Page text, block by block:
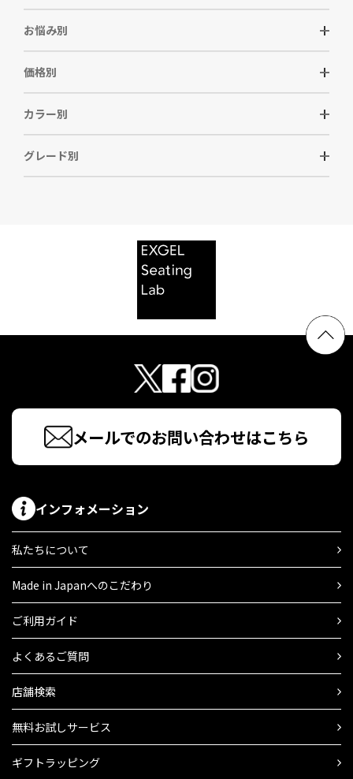
お悩み別
価格別
カラー別
グレード別
メールでのお問い合わせはこちら
インフォメーション
私たちについて
Made in Japanへのこだわり
ご利用ガイド
よくあるご質問
店舗検索
無料お試しサービス
ギフトラッピング